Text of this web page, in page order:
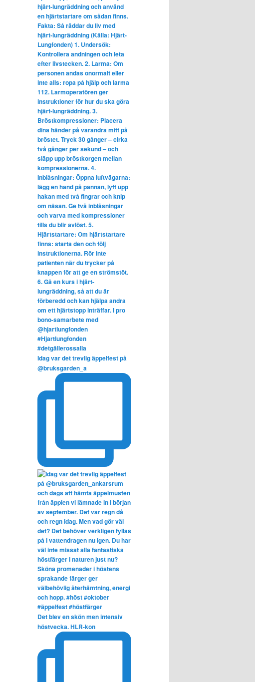
Idag var det trevlig äppelfest på
@bruksgarden_a
Det blev en skön men intensiv
höstvecka. HLR-kon